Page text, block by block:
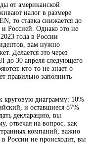
от американской
налог в размере
то ставка снижается до
Россией. Однако это не
года в России
вам нужно
Делается это через
до 30 апреля следующего
кто-то не знает о
правильно заполнить
круговую диаграмму: 10%
и оставшиеся 87%
декларацию, вы
отвечая на вопрос, как
компаний, важно
России не происходит, вы